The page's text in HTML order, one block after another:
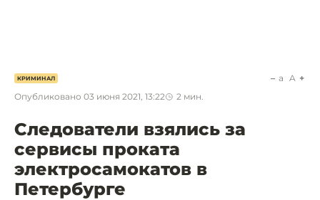
КРИМИНАЛ
Опубликовано 03 июня 2021, 13:22 2 мин.
a A
Следователи взялись за
сервисы проката
электросамокатов в
Петербурге